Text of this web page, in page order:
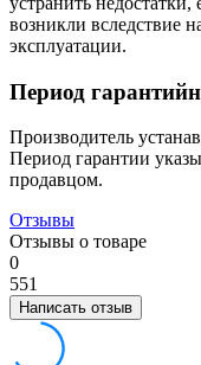
возникли вследствие
эксплуатации.
Период
Производитель
Период гарантии
продавцом.
Отзывы
Отзывы о товаре
0
551
Написать отзыв